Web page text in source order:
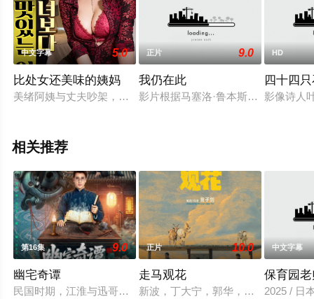
中文字幕 5.0
比处女还美味的姨妈
美绪阿姨与丈夫吵架，最终暂时住在圭介家。圭介暗恋着美绪，
正片 9.0
我仍在此
影片根据马塞洛·鲁本斯·派瓦撰写的
HD
四十四
影像诗人
相关推荐
第16集 9.0
幽宅奇谭
民国时期，江淮与迅哥组成说书班子，偶遇“白天人住屋，晚上
正片 10.0
走马观花
新波，丁大宁，郭华，程一木他们毕
中文字幕
保育园
2025 / 日